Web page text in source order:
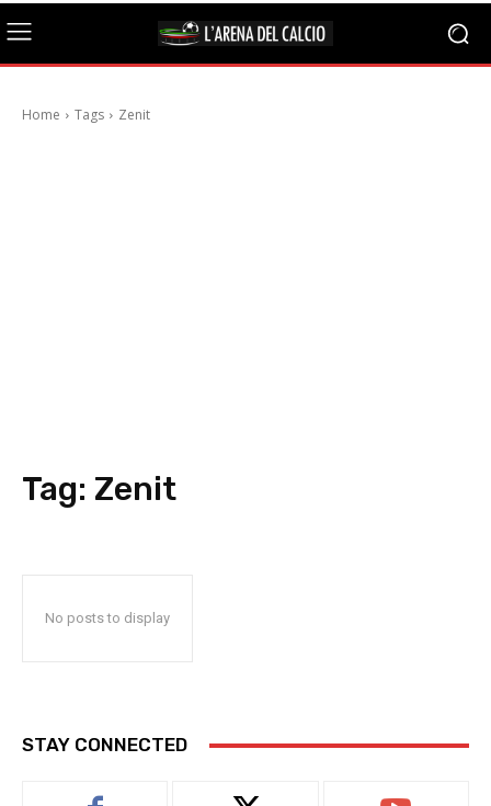
Home Tags Zenit
Tag: Zenit
No posts to display
STAY CONNECTED